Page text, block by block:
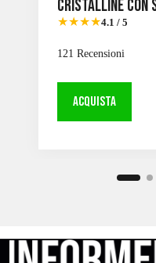
cristalline con
★★★★4.1 / 5
121 Recensioni
ACQUISTA